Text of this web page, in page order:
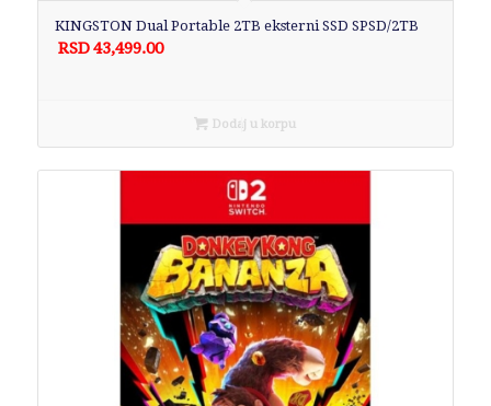
KINGSTON Dual Portable 2TB eksterni SSD SPSD/2TB
RSD43,499.00
Dodaj u korpu